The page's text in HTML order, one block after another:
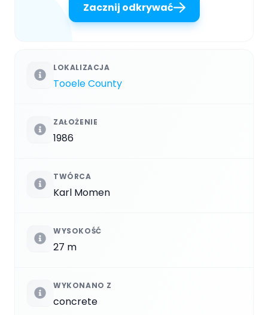
Zacznij odkrywać
LOKALIZACJA
Tooele County
ZAŁOŻENIE
1986
TWÓRCA
Karl Momen
WYSOKOŚĆ
27 m
WYKONANO Z
concrete